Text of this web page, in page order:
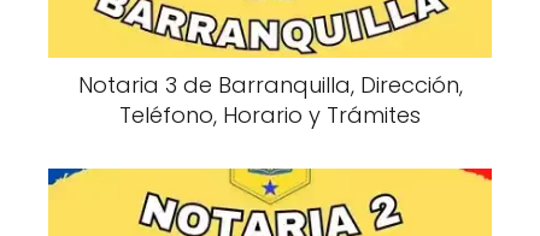
Notaria 3 de Barranquilla, Dirección,
Teléfono, Horario y Trámites